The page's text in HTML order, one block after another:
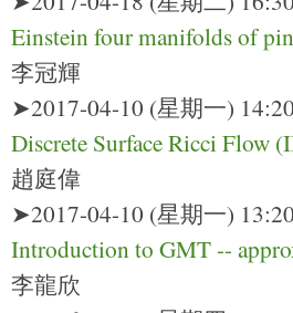
Einstein four manifolds of
李冠輝
➤2017-04-10 (星期一)
Discrete Surface Ricci Flow
趙庭偉
➤2017-04-10 (星期一)
Introduction to GMT --
李龍欣